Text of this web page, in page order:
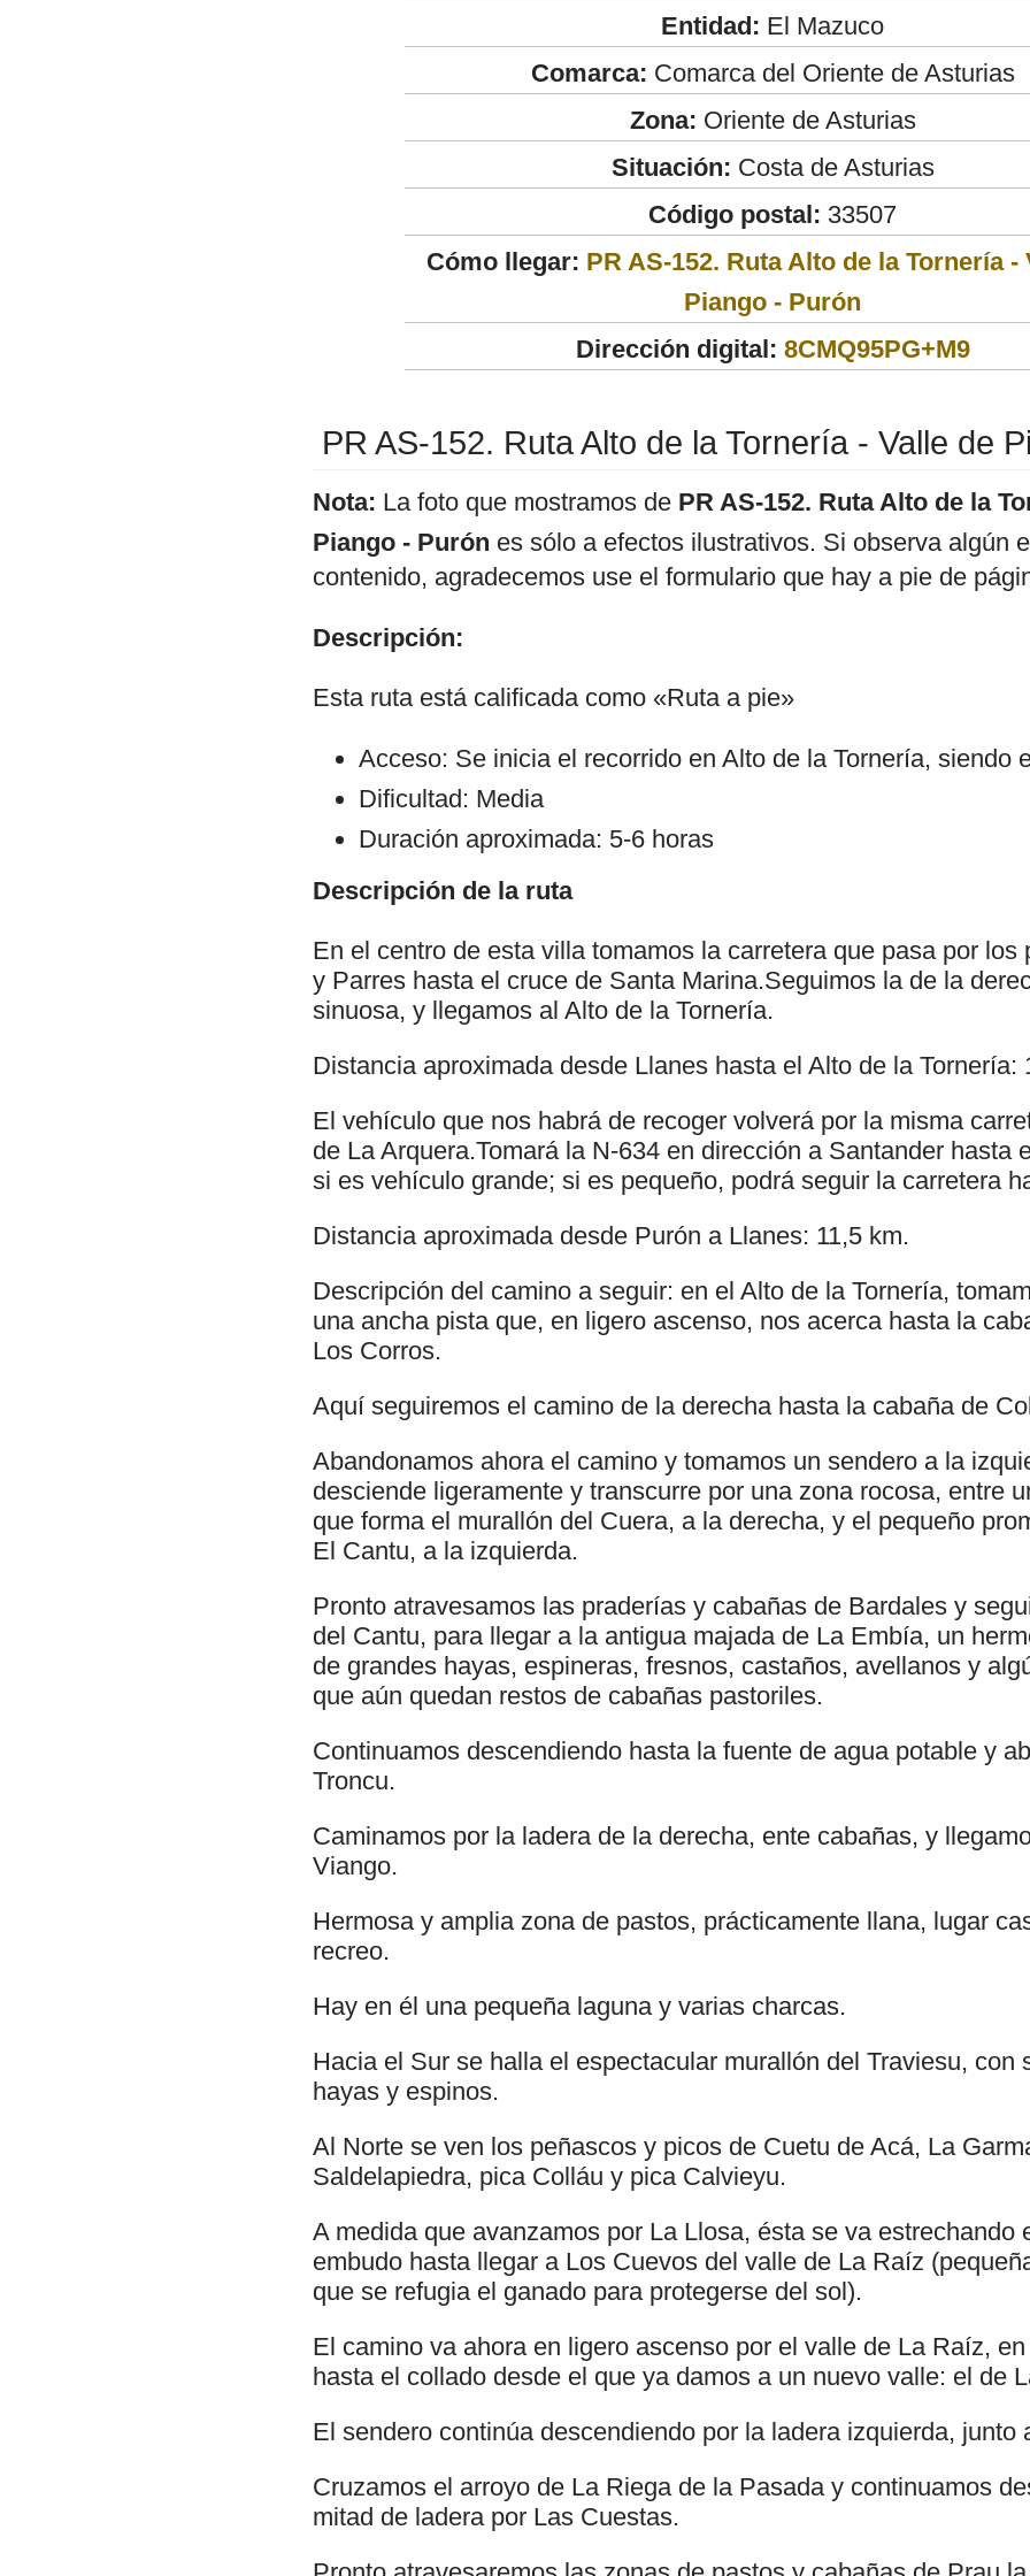
Entidad: El Mazuco
Comarca: Comarca del Oriente de Asturias
Zona: Oriente de Asturias
Situación: Costa de Asturias
Código postal: 33507
Cómo llegar: PR AS-152. Ruta Alto de la Tornería -
Piango - Purón
Dirección digital: 8CMQ95PG+M9
PR AS-152. Ruta Alto de la Tornería - Valle de
Nota: La foto que mostramos de PR AS-152. Ruta Alto de la
Piango - Purón es sólo a efectos ilustrativos. Si observa algún
contenido, agradecemos use el formulario que hay a pie de
Descripción:
Esta ruta está calificada como «Ruta a pie»
Acceso: Se inicia el recorrido en Alto de la Tornería, siendo
Dificultad: Media
Duración aproximada: 5-6 horas
Descripción de la ruta
En el centro de esta villa tomamos la carretera que pasa por los
y Parres hasta el cruce de Santa Marina.Seguimos la de la
sinuosa, y llegamos al Alto de la Tornería.
Distancia aproximada desde Llanes hasta el Alto de la Tornería:
El vehículo que nos habrá de recoger volverá por la misma
de La Arquera.Tomará la N-634 en dirección a Santander hasta
si es vehículo grande; si es pequeño, podrá seguir la carretera
Distancia aproximada desde Purón a Llanes: 11,5 km.
Descripción del camino a seguir: en el Alto de la Tornería,
una ancha pista que, en ligero ascenso, nos acerca hasta la
Los Corros.
Aquí seguiremos el camino de la derecha hasta la cabaña de
Abandonamos ahora el camino y tomamos un sendero a la
desciende ligeramente y transcurre por una zona rocosa, entre
que forma el murallón del Cuera, a la derecha, y el pequeño
El Cantu, a la izquierda.
Pronto atravesamos las praderías y cabañas de Bardales y
del Cantu, para llegar a la antigua majada de La Embía, un
de grandes hayas, espineras, fresnos, castaños, avellanos y
que aún quedan restos de cabañas pastoriles.
Continuamos descendiendo hasta la fuente de agua potable y
Troncu.
Caminamos por la ladera de la derecha, ente cabañas, y
Viango.
Hermosa y amplia zona de pastos, prácticamente llana, lugar
recreo.
Hay en él una pequeña laguna y varias charcas.
Hacia el Sur se halla el espectacular murallón del Traviesu, con
hayas y espinos.
Al Norte se ven los peñascos y picos de Cuetu de Acá, La
Saldelapiedra, pica Colláu y pica Calvieyu.
A medida que avanzamos por La Llosa, ésta se va estrechando
embudo hasta llegar a Los Cuevos del valle de La Raíz
que se refugia el ganado para protegerse del sol).
El camino va ahora en ligero ascenso por el valle de La Raíz,
hasta el collado desde el que ya damos a un nuevo valle: el de
El sendero continúa descendiendo por la ladera izquierda, junto
Cruzamos el arroyo de La Riega de la Pasada y continuamos
mitad de ladera por Las Cuestas.